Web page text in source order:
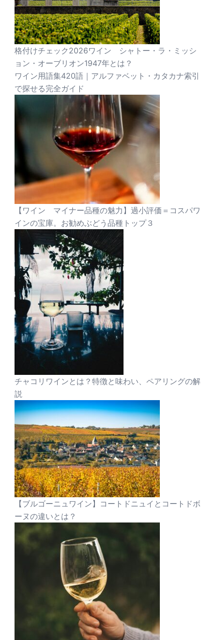
格付けチェック2026ワイン シャトー・ラ・ミッシ
ョン・オーブリオン1947年とは？
ワイン用語集420語｜アルファベット・カタカナ索引
で探せる完全ガイド
【ワイン マイナー品種の魅力】過小評価＝コスパワ
インの宝庫。お勧めぶどう品種トップ３
チャコリワインとは？特徴と味わい、ペアリングの解
説
【ブルゴーニュワイン】コートドニュイとコートドボ
ーヌの違いとは？